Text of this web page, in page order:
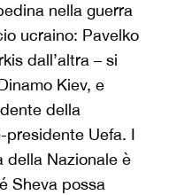
nella guerra
ucraino: Pavelko
dall’altra – si
Kiev, e
della
presidente Uefa. I
della Nazionale è
Sheva possa